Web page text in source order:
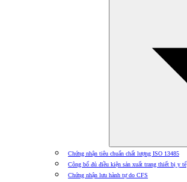
Chứng nhận tiêu chuẩn chất lượng ISO 13485
Công bố đủ điều kiện sản xuất trang thiết bị y tế
Chứng nhận lưu hành tự do CFS